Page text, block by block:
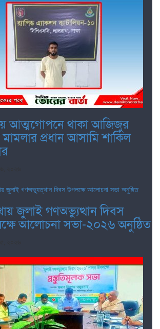
আত্মগোপনে থাকা আজিজুর
মামলার প্রধান আসামি শাকিল
জুলাই গণঅভ্যুত্থান দিবস
আলোচনা সভা-২০২৬ অনুষ্ঠিত